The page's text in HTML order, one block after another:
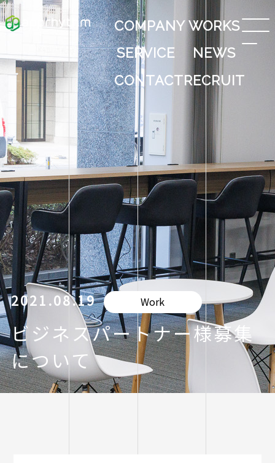
COMPANYWORKS
SERVICE
NEWS
CONTACTRECRUIT
2021.08.19 Work
ビジネスパートナー様募集
について